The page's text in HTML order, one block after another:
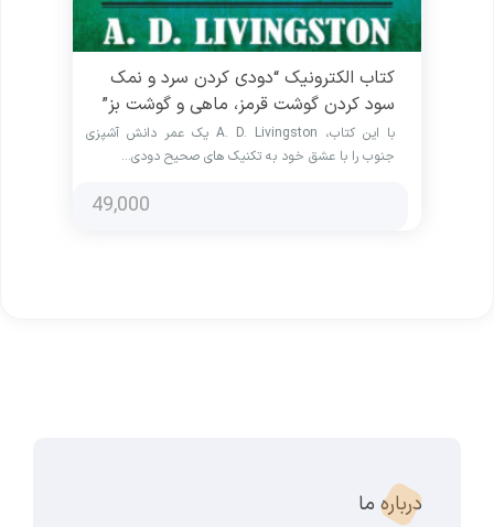
کتاب الکترونیک “دودی کردن سرد و نمک
سود کردن گوشت قرمز، ماهی و گوشت بز”
با این کتاب، A. D. Livingston یک عمر دانش آشپزی
جنوب را با عشق خود به تکنیک های صحیح دودی…
49,000
درباره ما